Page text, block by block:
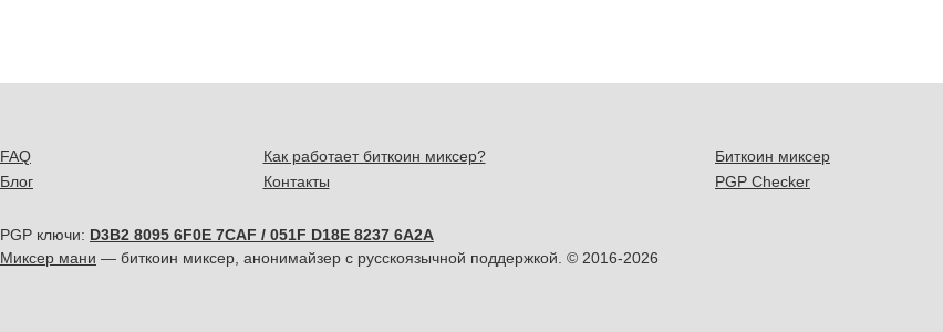
FAQ
Блог
Как работает биткоин миксер?
Контакты
Биткоин миксер
PGP Checker
PGP ключи: D3B2 8095 6F0E 7CAF / 051F D18E 8237 6A2A
Миксер мани — биткоин миксер, анонимайзер с русскоязычной поддержкой. © 2016-2026